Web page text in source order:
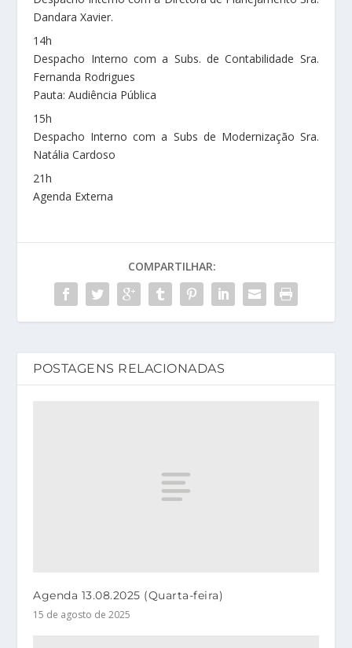
Dandara Xavier.
14h
Despacho Interno com a Subs. de Contabilidade Sra.
Fernanda Rodrigues
Pauta: Audiência Pública
15h
Despacho Interno com a Subs de Modernização Sra.
Natália Cardoso
21h
Agenda Externa
COMPARTILHAR:
POSTAGENS RELACIONADAS
Agenda 13.08.2025 (Quarta-feira)
15 de agosto de 2025